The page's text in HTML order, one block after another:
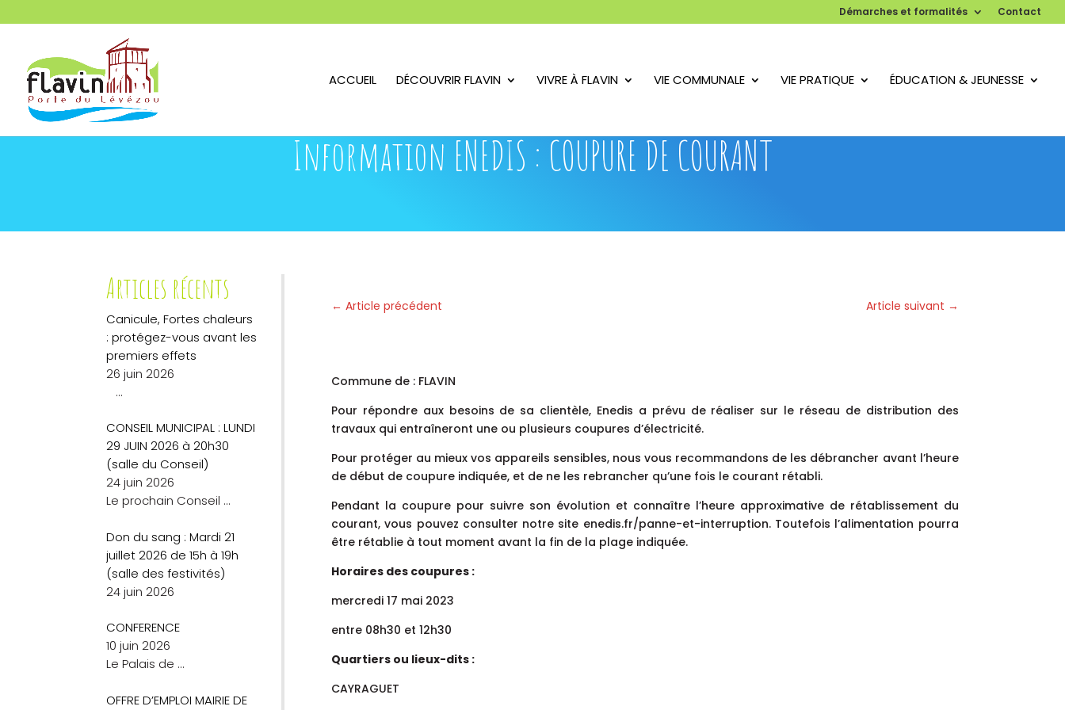
Démarches et formalités Contact
ACCUEIL DÉCOUVRIR FLAVIN VIVRE À FLAVIN VIE COMMUNALE VIE PRATIQUE ÉDUCATION & JEUNESSE
Information ENEDIS : COUPURE DE COURANT
Articles récents
Canicule, Fortes chaleurs
: protégez-vous avant les
premiers effets
26 juin 2026
…
CONSEIL MUNICIPAL : LUNDI
29 JUIN 2026 à 20h30
(salle du Conseil)
24 juin 2026
Le prochain Conseil …
Don du sang : Mardi 21
juillet 2026 de 15h à 19h
(salle des festivités)
24 juin 2026
CONFERENCE
10 juin 2026
Le Palais de …
OFFRE D’EMPLOI MAIRIE DE
← Article précédent Article suivant →
Commune de : FLAVIN
Pour répondre aux besoins de sa clientèle, Enedis a prévu de réaliser sur le réseau de distribution des
travaux qui entraîneront une ou plusieurs coupures d’électricité.
Pour protéger au mieux vos appareils sensibles, nous vous recommandons de les débrancher avant l’heure
de début de coupure indiquée, et de ne les rebrancher qu’une fois le courant rétabli.
Pendant la coupure pour suivre son évolution et connaître l’heure approximative de rétablissement du
courant, vous pouvez consulter notre site enedis.fr/panne-et-interruption. Toutefois l’alimentation pourra
être rétablie à tout moment avant la fin de la plage indiquée.
Horaires des coupures :
mercredi 17 mai 2023
entre 08h30 et 12h30
Quartiers ou lieux-dits :
CAYRAGUET